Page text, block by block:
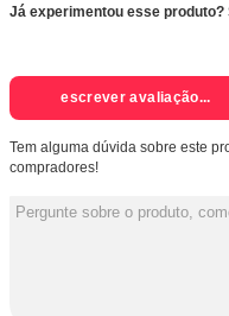
Já experimentou esse produto?
escrever avaliação...
Tem alguma dúvida sobre este
compradores!